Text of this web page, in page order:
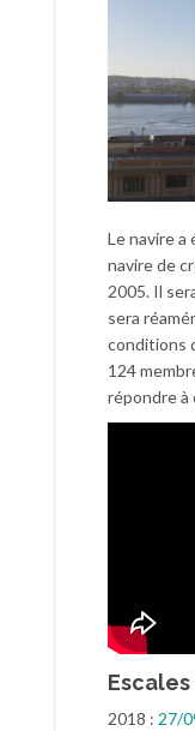
Le navire a
navire de
2005. Il
sera
conditions
124
répondre à
2018 : 27/